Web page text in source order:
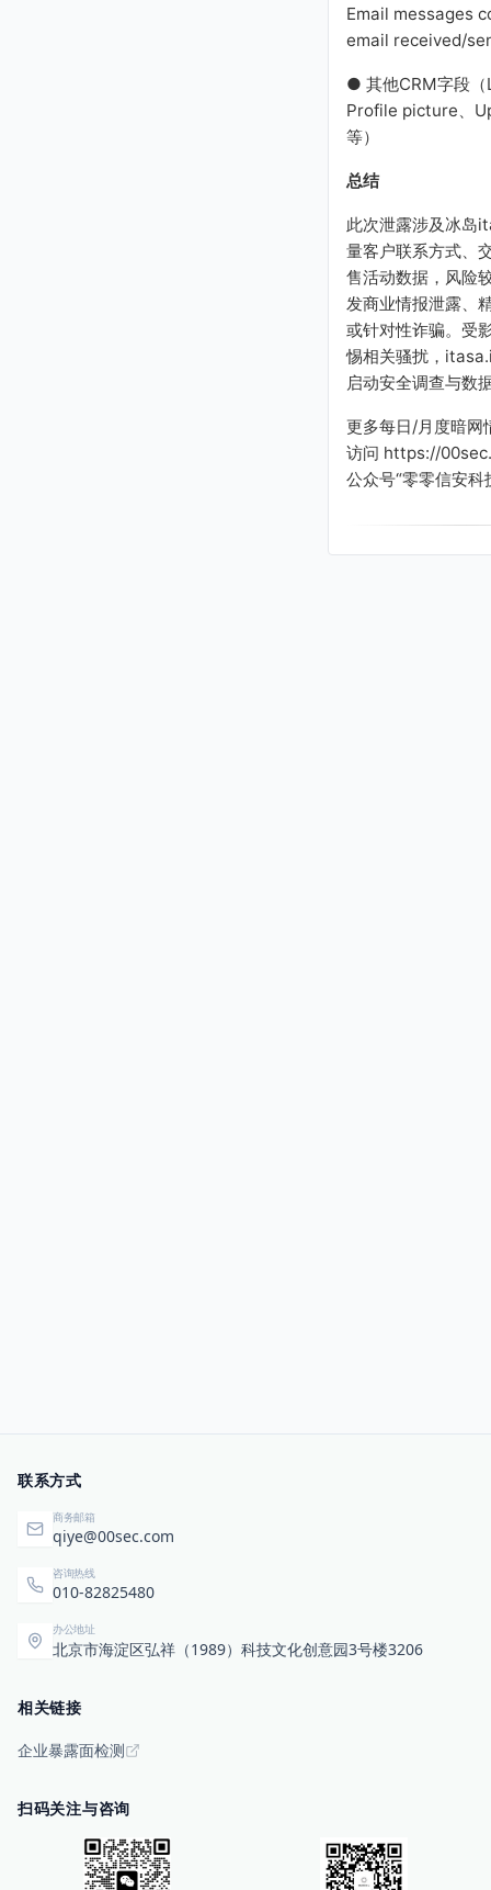
Email messages
email received/
● 其他CRM字段
Profile picture、
等）
总结
此次泄露涉及冰岛
量客户联系方式、
售活动数据，风险
发商业情报泄露、
或针对性诈骗。受
惕相关骚扰，
启动安全调查与数
更多每日/月度暗网
访问 https://
公众号“零零信安科
联系方式
商务邮箱
qiye@00sec.com
咨询热线
010-82825480
办公地址
北京市海淀区弘祥（1989）科技文化创意园3号楼3206
相关链接
企业暴露面检测
扫码关注与咨询